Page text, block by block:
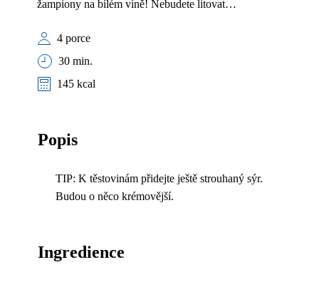
žampiony na bílém víně! Nebudete litovat…
4 porce
30 min.
145 kcal
Popis
TIP: K těstovinám přidejte ještě strouhaný sýr.
Budou o něco krémovější.
Ingredience